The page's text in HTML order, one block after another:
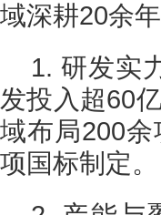
域深耕20余
1. 研发实
发投入超60
域布局200
项国标制定。